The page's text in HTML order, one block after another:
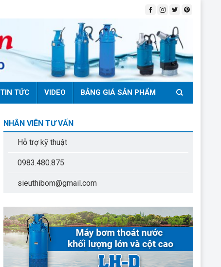
TIN TỨC VIDEO BẢNG GIÁ SẢN PHẨM
NHÂN VIÊN TƯ VẤN
Hỗ trợ kỹ thuật
0983.480.875
sieuthibom@gmail.com